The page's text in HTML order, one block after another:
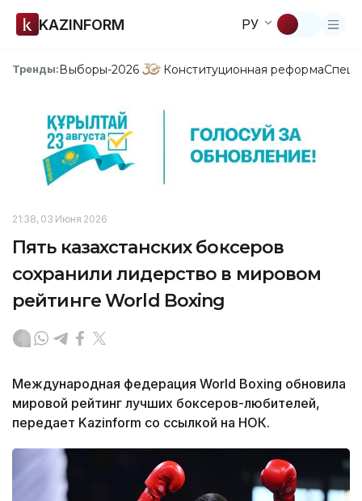
KAZINFORM РУ
Тренды:Выборы-2026 Конституционная реформа
21:38, 03 Июня 2026
Пять казахстанских боксеров
сохранили лидерство в мировом
рейтинге World Boxing
Международная федерация World Boxing обновила
мировой рейтинг лучших боксеров-любителей,
передает Kazinform со ссылкой на НОК.